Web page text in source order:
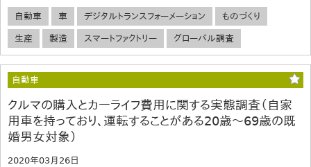
自動車 車 デジタルトランスフォーメーション ものづくり
生産 製造 スマートファクトリー グローバル調査
自動車
クルマの購入とカーライフ費用に関する実態調査（自家
用車を持っており、運転することがある20歳～69歳の既
婚男女対象）
2020年03月26日